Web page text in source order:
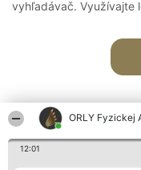
ORLY Fyzickej
12:01
vyhľadávač. Využívajte